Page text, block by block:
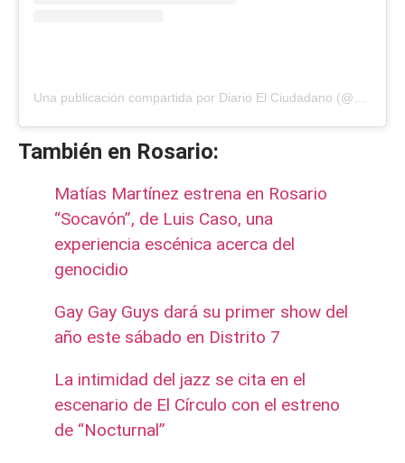
También en Rosario:
Matías Martínez estrena en Rosario
“Socavón”, de Luis Caso, una
experiencia escénica acerca del
genocidio
Gay Gay Guys dará su primer show del
año este sábado en Distrito 7
La intimidad del jazz se cita en el
escenario de El Círculo con el estreno
de “Nocturnal”